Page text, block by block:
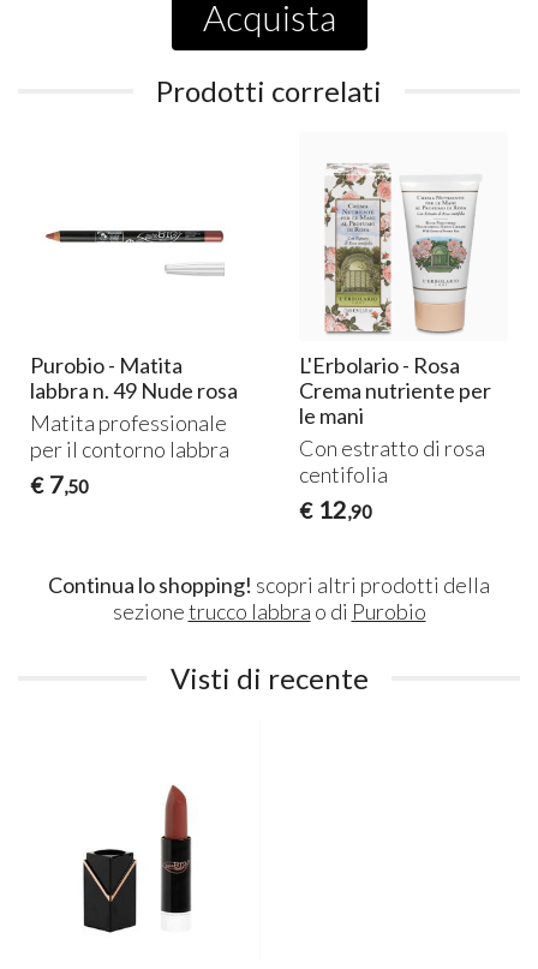
Acquista
Prodotti correlati
Purobio - Matita
labbra n. 49 Nude rosa
Matita professionale
per il contorno labbra
€ 7,50
L'Erbolario - Rosa
Crema nutriente per
le mani
Con estratto di rosa
centifolia
€ 12,90
Continua lo shopping! scopri altri prodotti della
sezionetrucco labbra o di Purobio
Visti di recente